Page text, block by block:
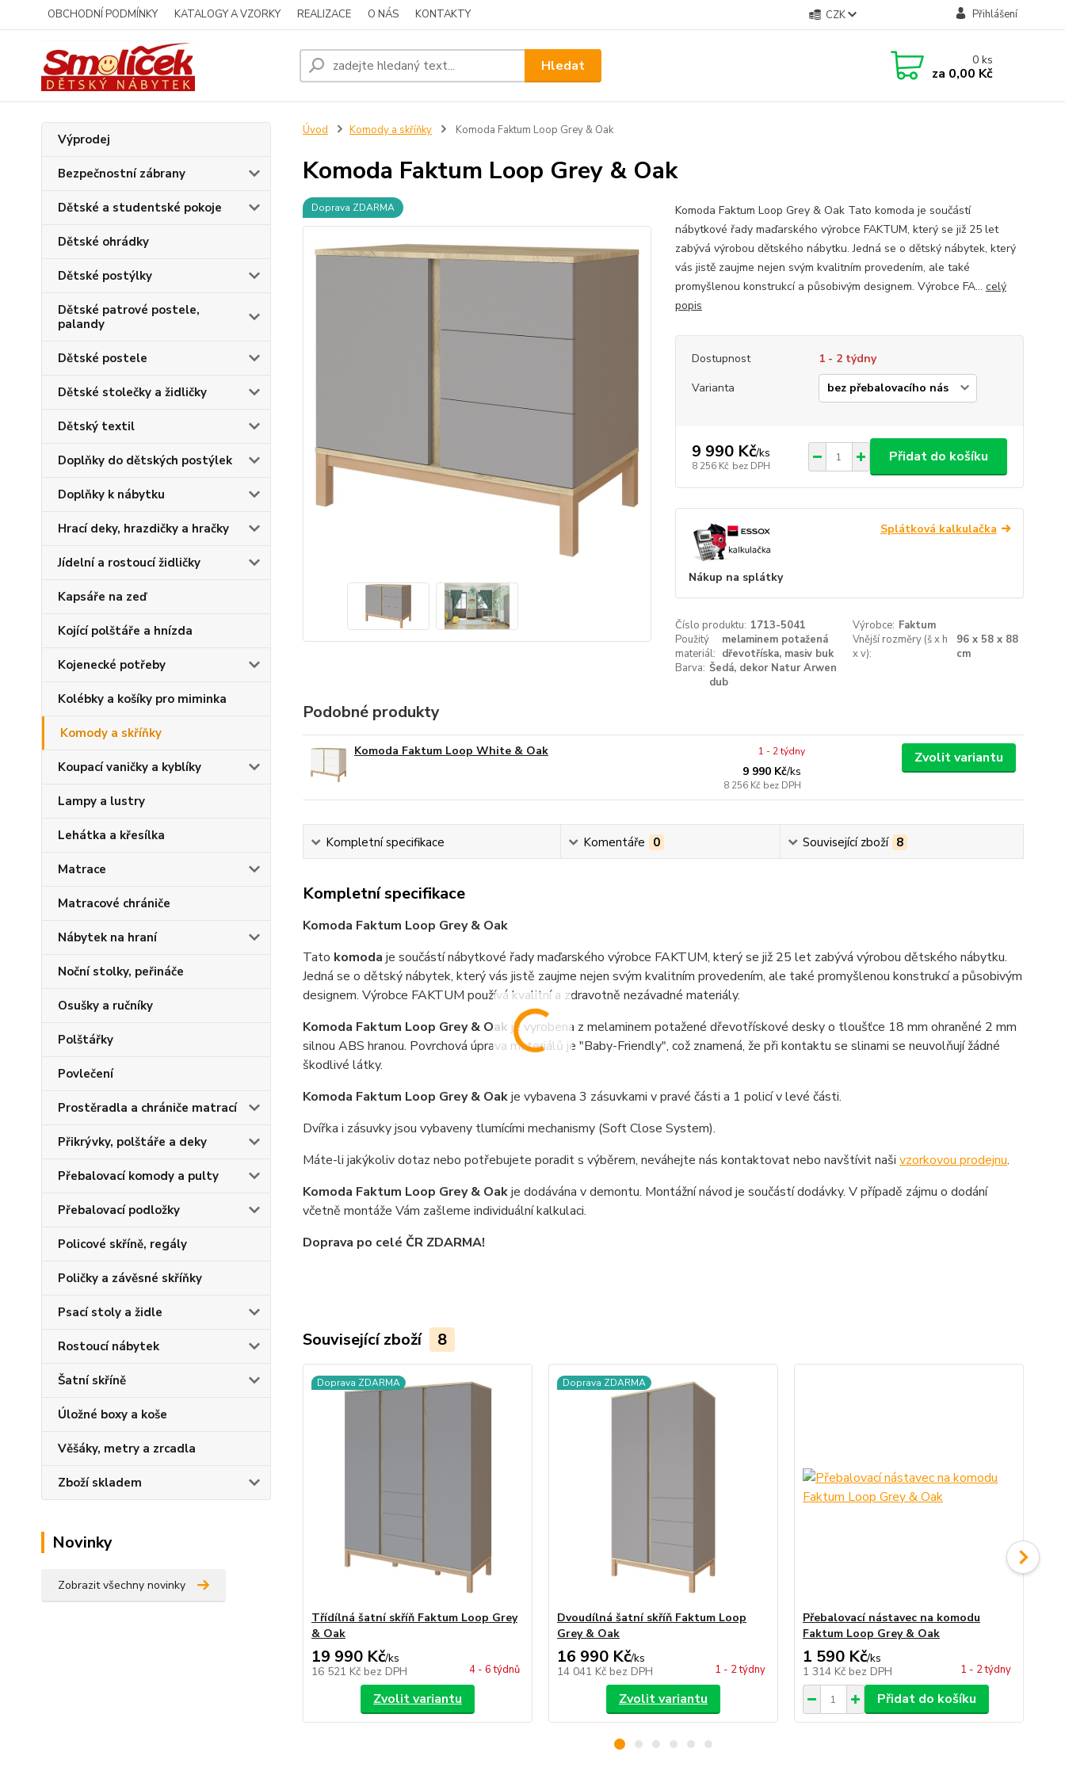
OBCHODNÍ PODMÍNKY KATALOGY A VZORKY REALIZACE O NÁS KONTAKTY CZK Přihlášení
Hledat 0ks
za 0,00 Kč
Výprodej
Bezpečnostní zábrany
Dětské a studentské pokoje
Dětské ohrádky
Dětské postýlky
Dětské patrové postele,
palandy
Dětské postele
Dětské stolečky a židličky
Dětský textil
Doplňky do dětských postýlek
Doplňky k nábytku
Hrací deky, hrazdičky a hračky
Jídelní a rostoucí židličky
Kapsáře na zeď
Kojící polštáře a hnízda
Kojenecké potřeby
Kolébky a košíky pro miminka
Komody a skříňky
Koupací vaničky a kyblíky
Lampy a lustry
Lehátka a křesílka
Matrace
Matracové chrániče
Nábytek na hraní
Noční stolky, peřináče
Osušky a ručníky
Polštářky
Povlečení
Prostěradla a chrániče matrací
Přikrývky, polštáře a deky
Přebalovací komody a pulty
Přebalovací podložky
Policové skříně, regály
Poličky a závěsné skříňky
Psací stoly a židle
Rostoucí nábytek
Šatní skříně
Úložné boxy a koše
Věšáky, metry a zrcadla
Zboží skladem
Novinky
Zobrazit všechny novinky
Úvod Komody a skříňky Komoda Faktum Loop Grey & Oak
Komoda Faktum Loop Grey & Oak
Doprava ZDARMA
Komoda Faktum Loop Grey & Oak Tato komoda je součástí
nábytkové řady maďarského výrobce FAKTUM, který se již 25 let
zabývá výrobou dětského nábytku. Jedná se o dětský nábytek, který
vás jistě zaujme nejen svým kvalitním provedením, ale také
promyšlenou konstrukcí a působivým designem. Výrobce FA... celý
popis
Dostupnost
1 - 2 týdny
Varianta
9 990 Kč/ks
8 256 Kč bez DPH
Přidat do košíku
Splátková kalkulačka
Nákup na splátky
Číslo produktu: 1713-5041 Výrobce: Faktum
Použitý
materiál:
melaminem potažená
dřevotříska, masiv buk
Vnější rozměry (š x h
x v):
96 x 58 x 88
cm
Barva: Šedá, dekor Natur Arwen
dub
Podobné produkty
Komoda Faktum Loop White & Oak
9 990 Kč/ks
8 256 Kč bez DPH
1 - 2 týdny Zvolit variantu
Kompletní specifikace Komentáře 0 Související zboží 8
Kompletní specifikace
Komoda Faktum Loop Grey & Oak
Tato komoda je součástí nábytkové řady maďarského výrobce FAKTUM, který se již 25 let zabývá výrobou dětského nábytku.
Jedná se o dětský nábytek, který vás jistě zaujme nejen svým kvalitním provedením, ale také promyšlenou konstrukcí a působivým
designem. Výrobce FAKTUM používá kvalitní a zdravotně nezávadné materiály.
Komoda Faktum Loop Grey & Oak je vyrobena z melaminem potažené dřevotřískové desky o tloušťce 18 mm ohraněné 2 mm
silnou ABS hranou. Povrchová úprava materiálů je "Baby-Friendly", což znamená, že při kontaktu se slinami se neuvolňují žádné
škodlivé látky.
Komoda Faktum Loop Grey & Oakje vybavena 3 zásuvkami v pravé části a 1 policí v levé části.
Dvířka i zásuvky jsou vybaveny tlumícími mechanismy (Soft Close System).
Máte-li jakýkoliv dotaz nebo potřebujete poradit s výběrem, neváhejte nás kontaktovat nebo navštívit naši vzorkovou prodejnu.
Komoda Faktum Loop Grey & Oakje dodávána v demontu. Montážní návod je součástí dodávky. V případě zájmu o dodání
včetně montáže Vám zašleme individuální kalkulaci.
Doprava po celé ČR ZDARMA!
Související zboží 8
Doprava ZDARMA
Třídílná šatní skříň Faktum Loop Grey
& Oak
19 990 Kč/ks
16 521 Kč bez DPH 4 - 6 týdnů
Zvolit variantu
Doprava ZDARMA
Dvoudílná šatní skříň Faktum Loop
Grey & Oak
16 990 Kč/ks
14 041 Kč bez DPH 1 - 2 týdny
Zvolit variantu
Přebalovací nástavec na komodu
Faktum Loop Grey & Oak
1 590 Kč/ks
1 314 Kč bez DPH 1 - 2 týdny
Přidat do košíku